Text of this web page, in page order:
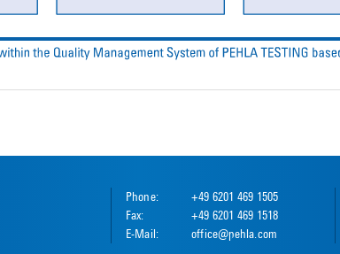
Phone:
+49 6201 469 1505
Fax:
+49 6201 469 1518
E-Mail:
office@pehla.com